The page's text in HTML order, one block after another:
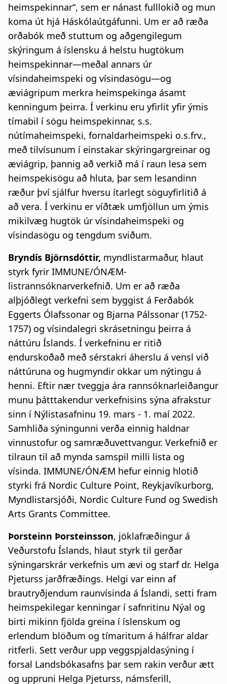
heimspekinnar“, sem er nánast fulllokið og mun
koma út hjá Háskólaútgáfunni. Um er að ræða
orðabók með stuttum og aðgengilegum
skýringum á íslensku á helstu hugtökum
heimspekinnar—meðal annars úr
vísindaheimspeki og vísindasögu—og
æviágripum merkra heimspekinga ásamt
kenningum þeirra. Í verkinu eru yfirlit yfir ýmis
tímabil í sögu heimspekinnar, s.s.
nútímaheimspeki, fornaldarheimspeki o.s.frv.,
með tilvísunum í einstakar skýringargreinar og
æviágrip, þannig að verkið má í raun lesa sem
heimspekisögu að hluta, þar sem lesandinn
ræður því sjálfur hversu ítarlegt söguyfirlitið á
að vera. Í verkinu er víðtæk umfjöllun um ýmis
mikilvæg hugtök úr vísindaheimspeki og
vísindasögu og tengdum sviðum.
Bryndís Björnsdóttir, myndlistarmaður, hlaut
styrk fyrir IMMUNE/ÓNÆM-
listrannsóknarverkefnið. Um er að ræða
alþjóðlegt verkefni sem byggist á Ferðabók
Eggerts Ólafssonar og Bjarna Pálssonar (1752-
1757) og vísindalegri skrásetningu þeirra á
náttúru Íslands. Í verkefninu er ritið
endurskoðað með sérstakri áherslu á vensl við
náttúruna og hugmyndir okkar um nýtingu á
henni. Eftir nær tveggja ára rannsóknarleiðangur
munu þátttakendur verkefnisins sýna afrakstur
sinn í Nýlistasafninu 19. mars - 1. maí 2022.
Samhliða sýningunni verða einnig haldnar
vinnustofur og samræðuvettvangur. Verkefnið er
tilraun til að mynda samspil milli lista og
vísinda. IMMUNE/ÓNÆM hefur einnig hlotið
styrki frá Nordic Culture Point, Reykjavíkurborg,
Myndlistarsjóði, Nordic Culture Fund og Swedish
Arts Grants Committee.
Þorsteinn Þorsteinsson, jöklafræðingur á
Veðurstofu Íslands, hlaut styrk til gerðar
sýningarskrár verkefnis um ævi og starf dr. Helga
Pjeturss jarðfræðings. Helgi var einn af
brautryðjendum raunvísinda á Íslandi, setti fram
heimspekilegar kenningar í safnritinu Nýal og
birti mikinn fjölda greina í íslenskum og
erlendum blöðum og tímaritum á hálfrar aldar
ritferli. Sett verður upp veggspjaldasýning í
forsal Landsbókasafns þar sem rakin verður ætt
og uppruni Helga Pjeturss, námsferill,